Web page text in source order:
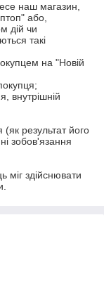
наш магазин,
або,
дій чи
такі
на "Новій
внутрішній
результат його
зобов'язання
здійснювати